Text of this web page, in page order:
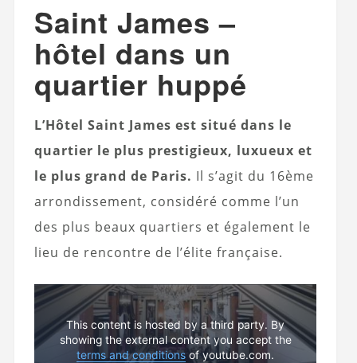
Saint James –
hôtel dans un
quartier huppé
L’Hôtel Saint James est situé dans le
quartier le plus prestigieux, luxueux et
le plus grand de Paris. Il s’agit du 16ème
arrondissement, considéré comme l’un
des plus beaux quartiers et également le
lieu de rencontre de l’élite française.
This content is hosted by a third party. By
showing the external content you accept the
terms and conditions of youtube.com.